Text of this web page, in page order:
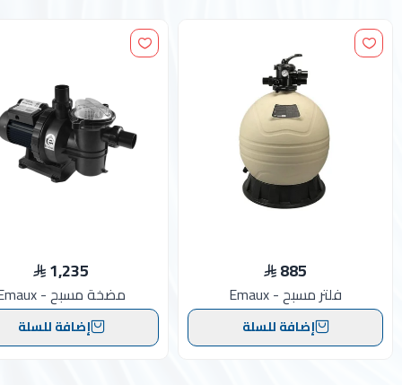
885
فلتر مسبح - Emaux
إضافة للسلة
1,235
مضخة مسبح - Emaux
إضافة للسلة